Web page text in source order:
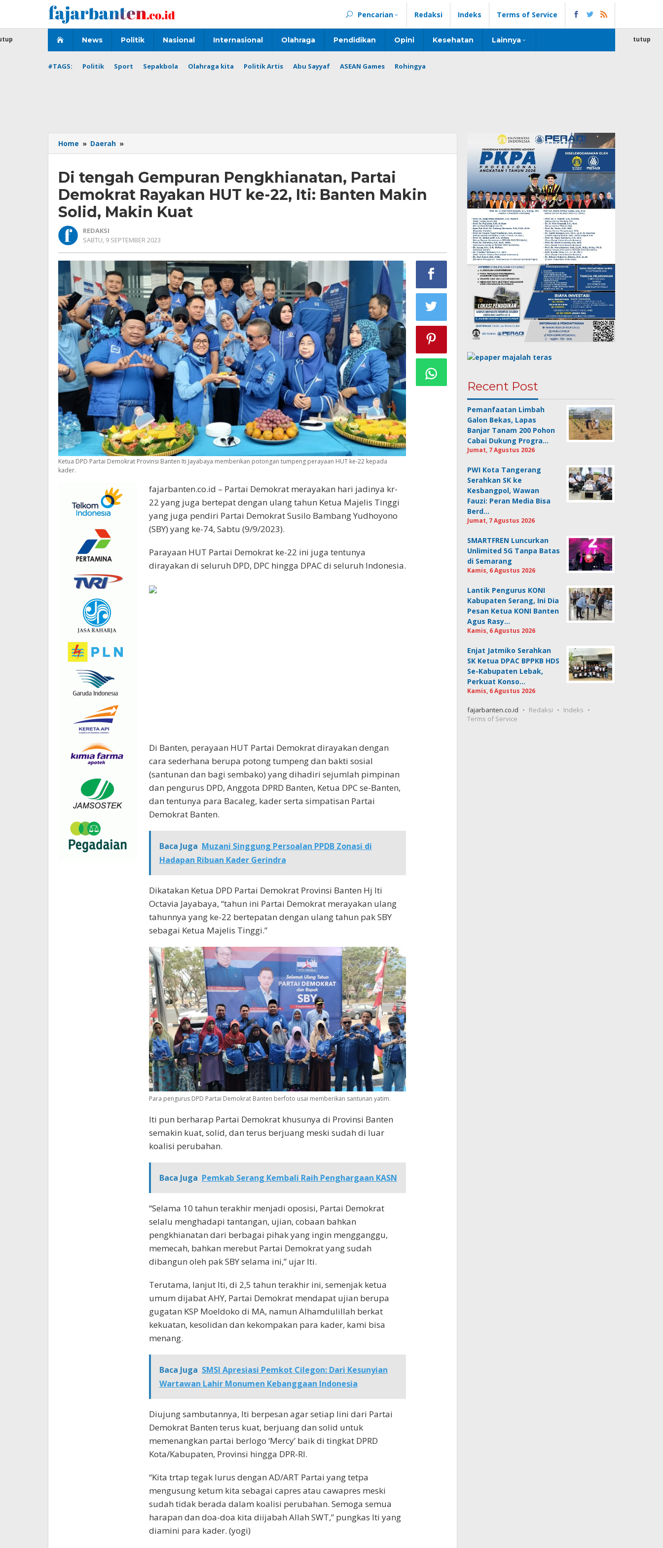
Pencarian Redaksi Indeks Terms of Service
News Politik Nasional Internasional Olahraga Pendidikan Opini Kesehatan Lainnya
#TAGS: Politik Sport Sepakbola Olahraga kita Politik Artis Abu Sayyaf ASEAN Games Rohingya
tutup
Home » Daerah »
tengah
Pengkhianatan,
Partai
Demokrat
Rayakan
HUT
22,
Makin
Solid,
Makin
Kuat
Di tengah Gempuran Pengkhianatan, Partai
Demokrat Rayakan HUT ke-22, Iti: Banten Makin
Solid, Makin Kuat
REDAKSI
SABTU, 9 SEPTEMBER 2023
Ketua DPD Partai Demokrat Provinsi Banten Iti Jayabaya memberikan potongan tumpeng perayaan HUT ke-22 kepada
kader.
fajarbanten.co.id – Partai Demokrat merayakan hari jadinya kr-
22 yang juga bertepat dengan ulang tahun Ketua Majelis Tinggi
yang juga pendiri Partai Demokrat Susilo Bambang Yudhoyono
(SBY) yang ke-74, Sabtu (9/9/2023).
Parayaan HUT Partai Demokrat ke-22 ini juga tentunya
dirayakan di seluruh DPD, DPC hingga DPAC di seluruh Indonesia.
Di Banten, perayaan HUT Partai Demokrat dirayakan dengan
cara sederhana berupa potong tumpeng dan bakti sosial
(santunan dan bagi sembako) yang dihadiri sejumlah pimpinan
dan pengurus DPD, Anggota DPRD Banten, Ketua DPC se-Banten,
dan tentunya para Bacaleg, kader serta simpatisan Partai
Demokrat Banten.
Baca Juga Muzani Singgung Persoalan PPDB Zonasi di
Hadapan Ribuan Kader Gerindra
Dikatakan Ketua DPD Partai Demokrat Provinsi Banten Hj Iti
Octavia Jayabaya, “tahun ini Partai Demokrat merayakan ulang
tahunnya yang ke-22 bertepatan dengan ulang tahun pak SBY
sebagai Ketua Majelis Tinggi.”
Para pengurus DPD Partai Demokrat Banten berfoto usai memberikan santunan yatim.
Iti pun berharap Partai Demokrat khusunya di Provinsi Banten
semakin kuat, solid, dan terus berjuang meski sudah di luar
koalisi perubahan.
Baca Juga Pemkab Serang Kembali Raih Penghargaan KASN
“Selama 10 tahun terakhir menjadi oposisi, Partai Demokrat
selalu menghadapi tantangan, ujian, cobaan bahkan
pengkhianatan dari berbagai pihak yang ingin mengganggu,
memecah, bahkan merebut Partai Demokrat yang sudah
dibangun oleh pak SBY selama ini,” ujar Iti.
Terutama, lanjut Iti, di 2,5 tahun terakhir ini, semenjak ketua
umum dijabat AHY, Partai Demokrat mendapat ujian berupa
gugatan KSP Moeldoko di MA, namun Alhamdulillah berkat
kekuatan, kesolidan dan kekompakan para kader, kami bisa
menang.
Baca Juga SMSI Apresiasi Pemkot Cilegon: Dari Kesunyian
Wartawan Lahir Monumen Kebanggaan Indonesia
Diujung sambutannya, Iti berpesan agar setiap lini dari Partai
Demokrat Banten terus kuat, berjuang dan solid untuk
memenangkan partai berlogo ‘Mercy’ baik di tingkat DPRD
Kota/Kabupaten, Provinsi hingga DPR-RI.
“Kita trtap tegak lurus dengan AD/ART Partai yang tetpa
mengusung ketum kita sebagai capres atau cawapres meski
sudah tidak berada dalam koalisi perubahan. Semoga semua
harapan dan doa-doa kita diijabah Allah SWT,” pungkas Iti yang
diamini para kader. (yogi)
Recent Post
Pemanfaatan Limbah
Galon Bekas, Lapas
Banjar Tanam 200 Pohon
Cabai Dukung Progra…
Jumat, 7 Agustus 2026
PWI Kota Tangerang
Serahkan SK ke
Kesbangpol, Wawan
Fauzi: Peran Media Bisa
Berd…
Jumat, 7 Agustus 2026
SMARTFREN Luncurkan
Unlimited 5G Tanpa Batas
di Semarang
Kamis, 6 Agustus 2026
Lantik Pengurus KONI
Kabupaten Serang, Ini Dia
Pesan Ketua KONI Banten
Agus Rasy…
Kamis, 6 Agustus 2026
Enjat Jatmiko Serahkan
SK Ketua DPAC BPPKB HDS
Se-Kabupaten Lebak,
Perkuat Konso…
Kamis, 6 Agustus 2026
fajarbanten.co.id Redaksi
Indeks
Terms of Service